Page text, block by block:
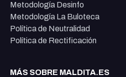
Metodología Desinfo
Metodología La Buloteca
Política de Neutralidad
Política de Rectificación
MÁS SOBRE MALDITA.ES